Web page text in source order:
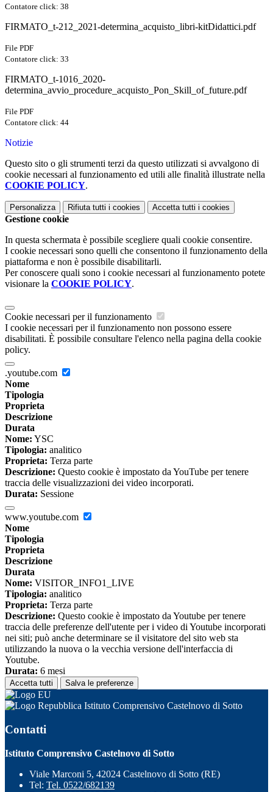
Contatore click: 38
FIRMATO_t-212_2021-determina_acquisto_libri-kitDidattici.pdf
File PDF
Contatore click: 33
FIRMATO_t-1016_2020-
determina_avvio_procedure_acquisto_Pon_Skill_of_future.pdf
File PDF
Contatore click: 44
Notizie
Questo sito o gli strumenti terzi da questo utilizzati si avvalgono di
cookie necessari al funzionamento ed utili alle finalità illustrate nella
COOKIE POLICY.
Personalizza Rifiuta tutti i cookies Accetta tutti i cookies
Gestione cookie
In questa schermata è possibile scegliere quali cookie consentire.
I cookie necessari sono quelli che consentono il funzionamento della
piattaforma e non è possibile disabilitarli.
Per conoscere quali sono i cookie necessari al funzionamento potete
visionare la COOKIE POLICY.
Cookie necessari per il funzionamento
I cookie necessari per il funzionamento non possono essere
disabilitati. È possibile consultare l'elenco nella pagina della cookie
policy.
.youtube.com
Nome
Tipologia
Proprieta
Descrizione
Durata
Nome: YSC
Tipologia: analitico
Proprieta: Terza parte
Descrizione: Questo cookie è impostato da YouTube per tenere
traccia delle visualizzazioni dei video incorporati.
Durata: Sessione
www.youtube.com
Nome
Tipologia
Proprieta
Descrizione
Durata
Nome: VISITOR_INFO1_LIVE
Tipologia: analitico
Proprieta: Terza parte
Descrizione: Questo cookie è impostato da Youtube per tenere
traccia delle preferenze dell'utente per i video di Youtube incorporati
nei siti; può anche determinare se il visitatore del sito web sta
utilizzando la nuova o la vecchia versione dell'interfaccia di
Youtube.
Durata: 6 mesi
Accetta tutti Salva le preferenze
Istituto Comprensivo Castelnovo di Sotto
Contatti
Istituto Comprensivo Castelnovo di Sotto
Viale Marconi 5, 42024 Castelnovo di Sotto (RE)
Tel: Tel. 0522/682139